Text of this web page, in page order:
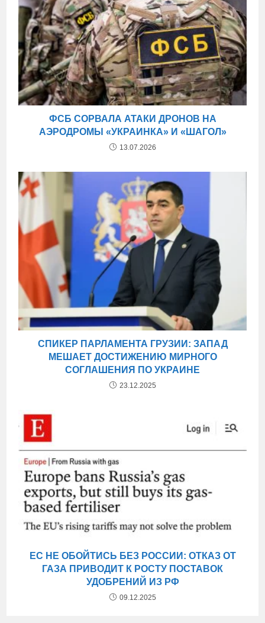
ФСБ СОРВАЛА АТАКИ ДРОНОВ НА
АЭРОДРОМЫ «УКРАИНКА» И «ШАГОЛ»
13.07.2026
СПИКЕР ПАРЛАМЕНТА ГРУЗИИ: ЗАПАД
МЕШАЕТ ДОСТИЖЕНИЮ МИРНОГО
СОГЛАШЕНИЯ ПО УКРАИНЕ
23.12.2025
ЕС НЕ ОБОЙТИСЬ БЕЗ РОССИИ: ОТКАЗ ОТ
ГАЗА ПРИВОДИТ К РОСТУ ПОСТАВОК
УДОБРЕНИЙ ИЗ РФ
09.12.2025